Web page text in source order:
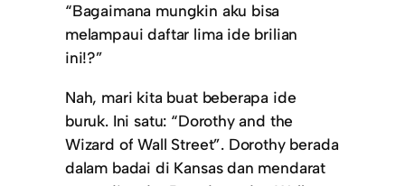
“Bagaimana mungkin aku bisa
melampaui daftar lima ide brilian
ini!?”
Nah, mari kita buat beberapa ide
buruk. Ini satu: “Dorothy and the
Wizard of Wall Street”. Dorothy berada
dalam badai di Kansas dan mendarat